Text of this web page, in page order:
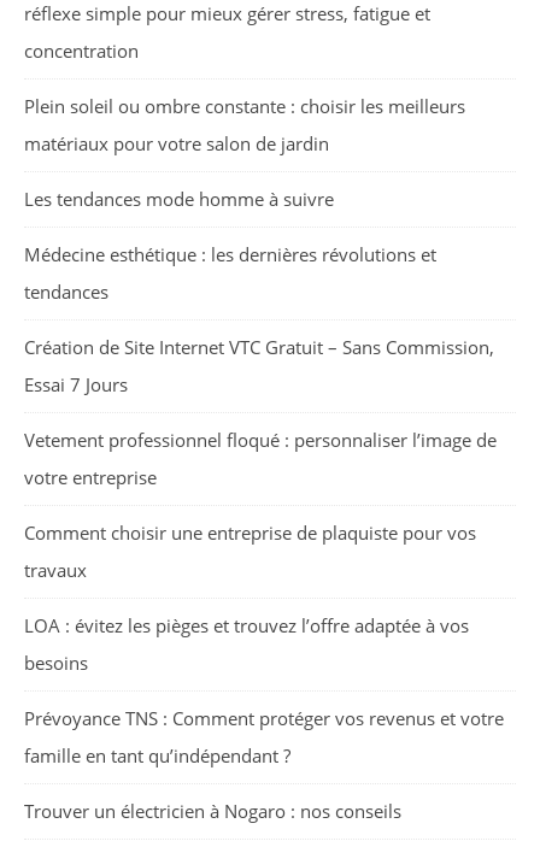
réflexe simple pour mieux gérer stress, fatigue et
concentration
Plein soleil ou ombre constante : choisir les meilleurs
matériaux pour votre salon de jardin
Les tendances mode homme à suivre
Médecine esthétique : les dernières révolutions et
tendances
Création de Site Internet VTC Gratuit – Sans Commission,
Essai 7 Jours
Vetement professionnel floqué : personnaliser l’image de
votre entreprise
Comment choisir une entreprise de plaquiste pour vos
travaux
LOA : évitez les pièges et trouvez l’offre adaptée à vos
besoins
Prévoyance TNS : Comment protéger vos revenus et votre
famille en tant qu’indépendant ?
Trouver un électricien à Nogaro : nos conseils